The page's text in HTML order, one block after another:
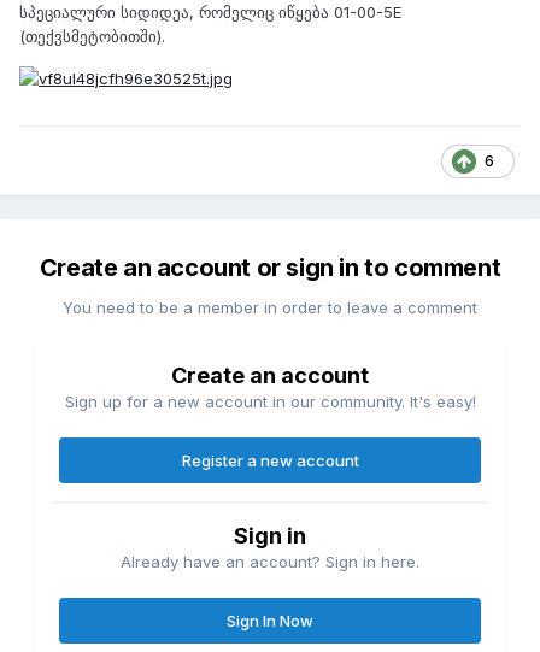
სპეციალური სიდიდეა, რომელიც იწყება 01-00-5E
(თექვსმეტობითში).
6
Create an account or sign in to comment
You need to be a member in order to leave a comment
Create an account
Sign up for a new account in our community. It's easy!
Register a new account
Sign in
Already have an account? Sign in here.
Sign In Now